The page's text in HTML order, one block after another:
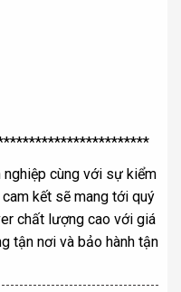
cùng với sự kiểm
kết sẽ mang tới quý
chất lượng cao với giá
tận nơi và bảo hành tận